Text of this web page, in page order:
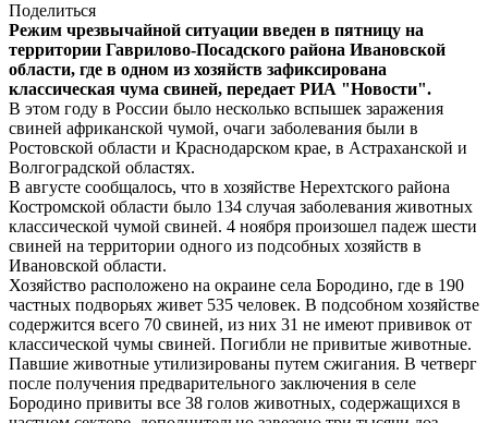
Поделиться
Режим чрезвычайной ситуации введен в пятницу на
территории Гаврилово-Посадского района Ивановской
области, где в одном из хозяйств зафиксирована
классическая чума свиней, передает РИА "Новости".
В этом году в России было несколько вспышек заражения
свиней африканской чумой, очаги заболевания были в
Ростовской области и Краснодарском крае, в Астраханской и
Волгоградской областях.
В августе сообщалось, что в хозяйстве Нерехтского района
Костромской области было 134 случая заболевания животных
классической чумой свиней. 4 ноября произошел падеж шести
свиней на территории одного из подсобных хозяйств в
Ивановской области.
Хозяйство расположено на окраине села Бородино, где в 190
частных подворьях живет 535 человек. В подсобном хозяйстве
содержится всего 70 свиней, из них 31 не имеют прививок от
классической чумы свиней. Погибли не привитые животные.
Павшие животные утилизированы путем сжигания. В четверг
после получения предварительного заключения в селе
Бородино привиты все 38 голов животных, содержащихся в